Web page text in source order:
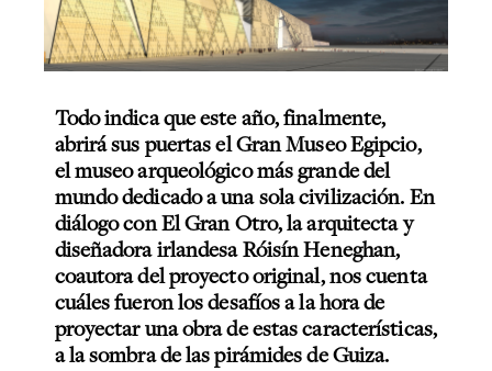
Todo indica que este año, finalmente,
abrirá sus puertas el Gran Museo Egipcio,
el museo arqueológico más grande del
mundo dedicado a una sola civilización. En
diálogo con El Gran Otro, la arquitecta y
diseñadora irlandesa Róisín Heneghan,
coautora del proyecto original, nos cuenta
cuáles fueron los desafíos a la hora de
proyectar una obra de estas características,
a la sombra de las pirámides de Guiza.